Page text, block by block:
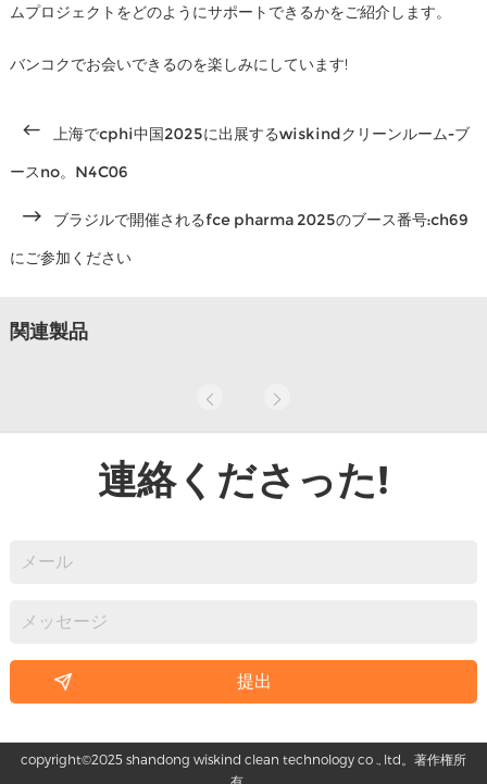
ムプロジェクトをどのようにサポートできるかをご紹介します。
バンコクでお会いできるのを楽しみにしています!
上海でcphi中国2025に出展するwiskindクリーンルーム-ブ
ースno。N4C06
ブラジルで開催されるfce pharma 2025のブース番号:ch69
にご参加ください
関連製品
連絡くださった!
copyright©2025 shandong wiskind clean technology co ., ltd。著作権所
有。